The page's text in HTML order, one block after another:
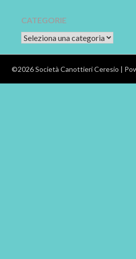
CATEGORIE
CATEGORIE
©2026 Società Canottieri Ceresio |